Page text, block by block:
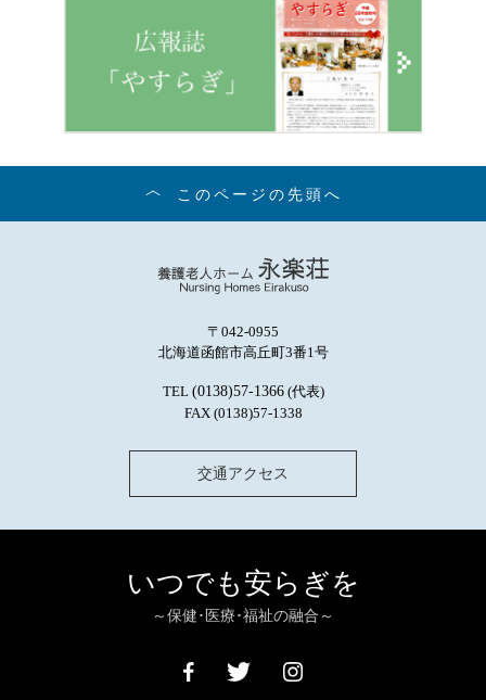
このページの先頭へ
〒042-0955
北海道函館市高丘町3番1号
TEL (0138)57-1366 (代表)
FAX (0138)57-1338
交通アクセス
いつでも安らぎを
～保健･医療･福祉の融合～